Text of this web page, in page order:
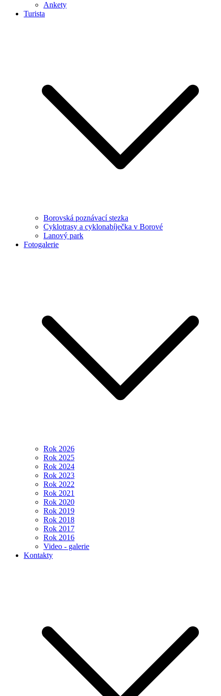
Ankety
Turista
Borovská poznávací stezka
Cyklotrasy a cyklonabíječka v Borové
Lanový park
Fotogalerie
Rok 2026
Rok 2025
Rok 2024
Rok 2023
Rok 2022
Rok 2021
Rok 2020
Rok 2019
Rok 2018
Rok 2017
Rok 2016
Video - galerie
Kontakty